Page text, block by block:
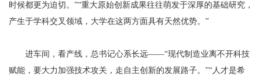
时候都更为迫切。”“重大原始创新成果往往萌发于深厚的基础研究，
产生于学科交叉领域，大学在这两方面具有天然优势。”
进车间，看产线，总书记心系长远——“现代制造业离不开科技
赋能，要大力加强技术攻关，走自主创新的发展路子。”“人才是希